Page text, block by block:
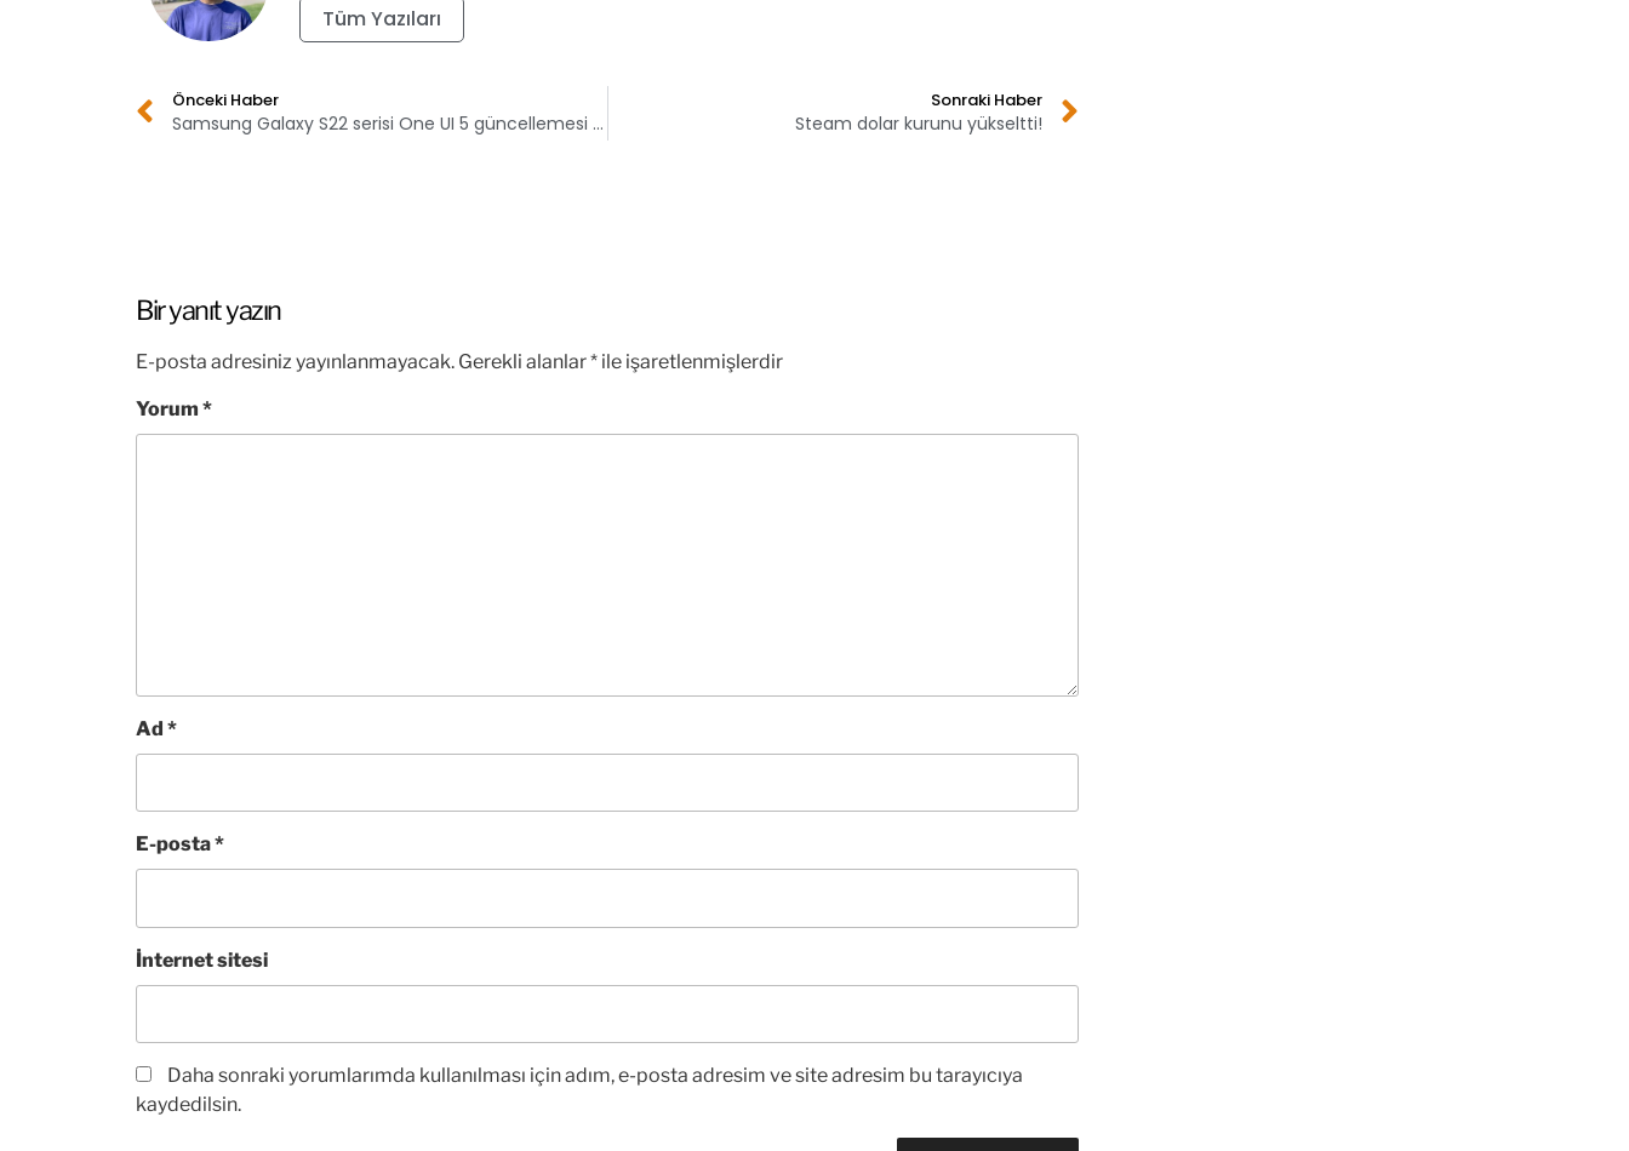
Tüm Yazıları
Önceki Haber
Samsung Galaxy S22 serisi One UI 5 güncellemesi almaya başladı
Sonraki Haber
Steam dolar kurunu yükseltti!
Bir yanıt yazın
E-posta adresiniz yayınlanmayacak. Gerekli alanlar* ile işaretlenmişlerdir
Yorum *
Ad *
E-posta*
İnternet sitesi
Daha sonraki yorumlarımda kullanılması için adım, e-posta adresim ve site adresim bu tarayıcıya
kaydedilsin.